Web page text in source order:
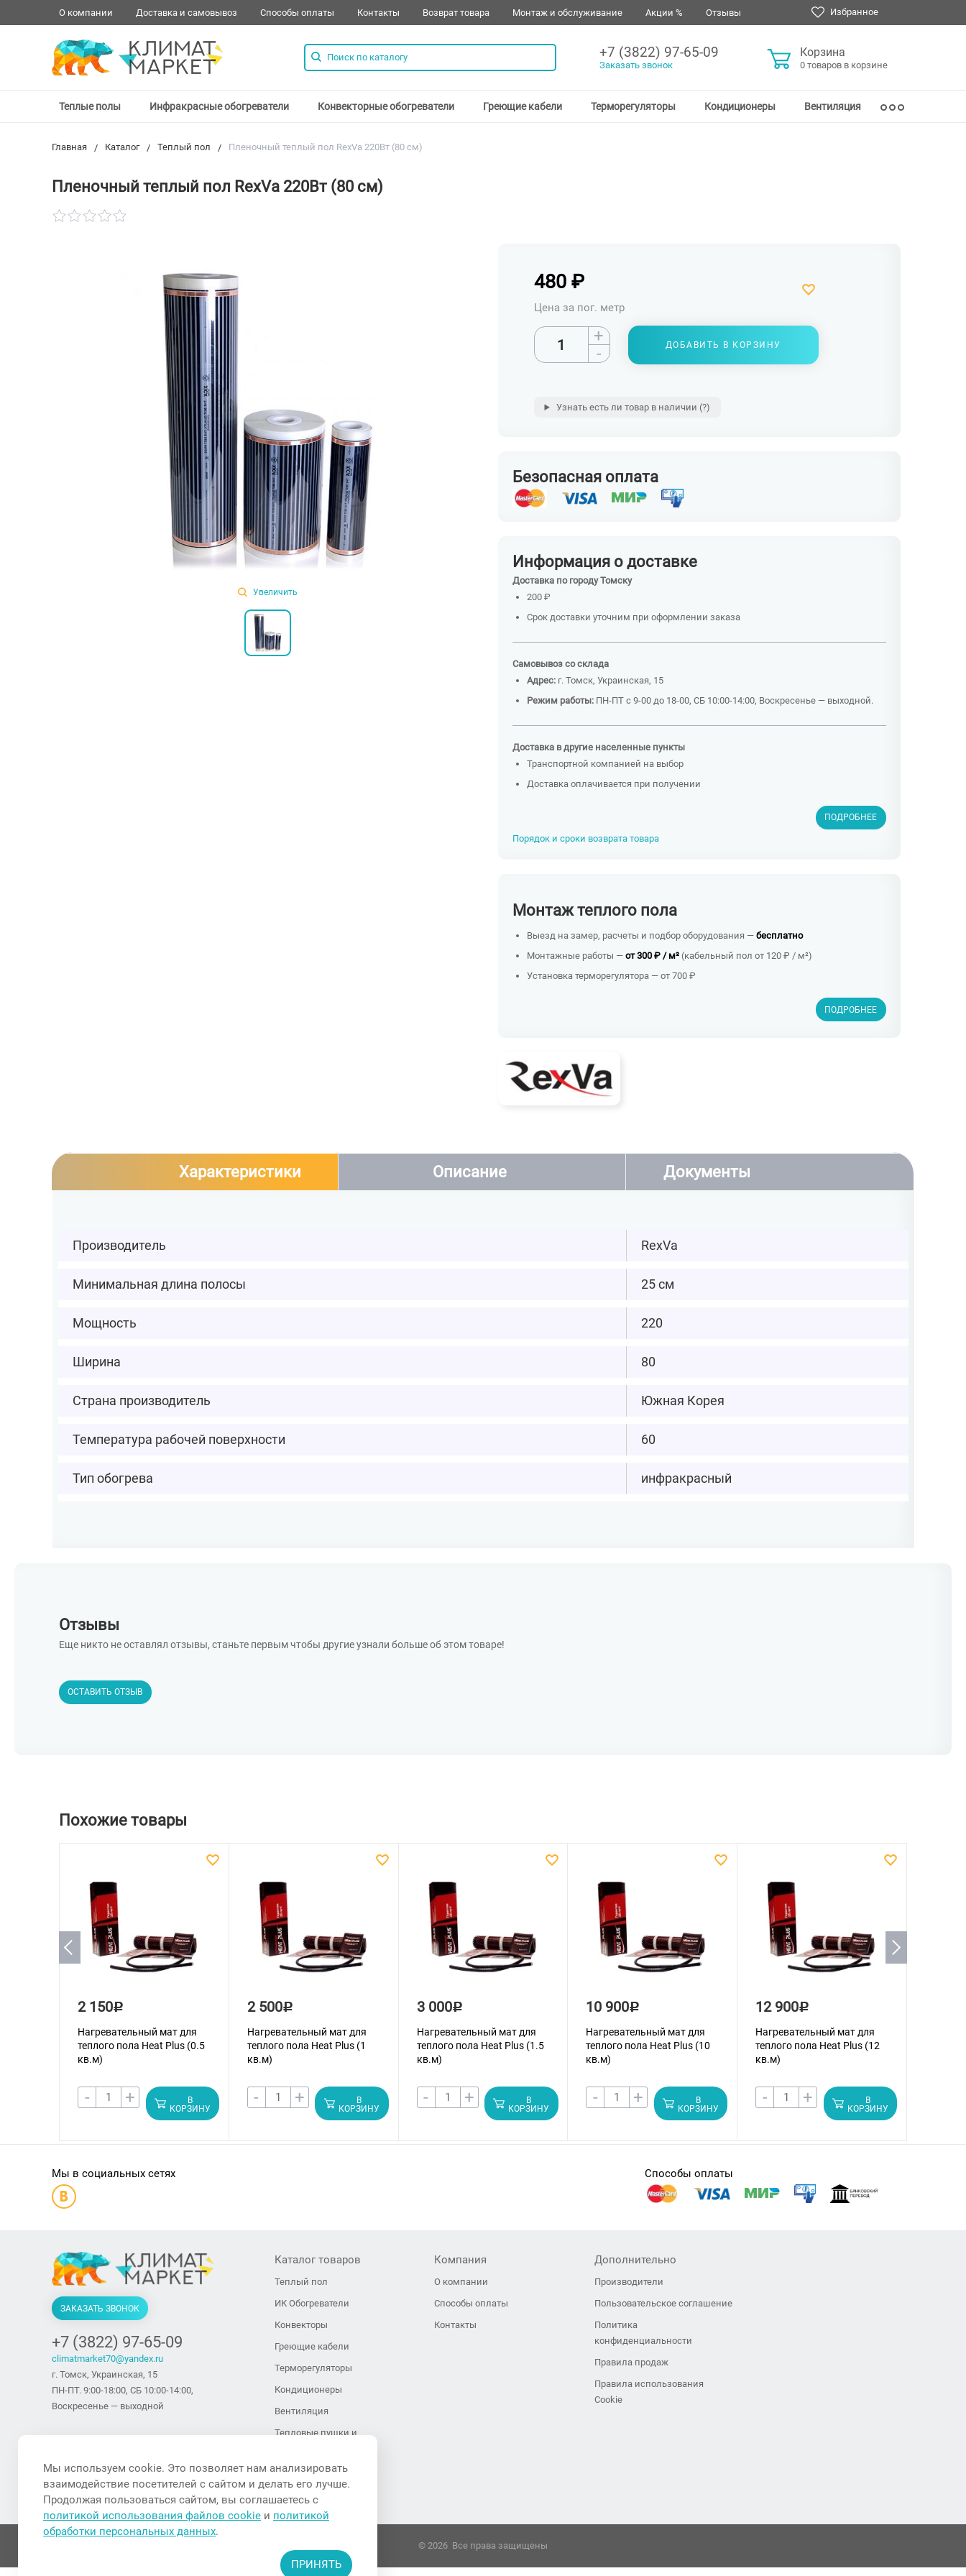
О компании Доставка и самовывоз Способы оплаты Контакты Возврат товара Монтаж и обслуживание Акции % Отзывы Избранное
+7 (3822) 97-65-09
Заказать звонок
Корзина
0 товаров в корзине
Теплые полы Инфракрасные обогреватели Конвекторные обогреватели Греющие кабели Терморегуляторы Кондиционеры Вентиляция
Главная Каталог Теплый пол Пленочный теплый пол RexVa 220Вт (80 см)
Пленочный теплый пол RexVa 220Вт (80 см)
Увеличить
480 ₽
Цена за пог. метр
+
-
ДОБАВИТЬ В КОРЗИНУ
Узнать есть ли товар в наличии (?)
Безопасная оплата
Информация о доставке
Доставка по городу Томску
200 ₽
Срок доставки уточним при оформлении заказа
Самовывоз со склада
Адрес:г. Томск, Украинская, 15
Режим работы:ПН-ПТ с 9-00 до 18-00, СБ 10:00-14:00, Воскресенье — выходной.
Доставка в другие населенные пункты
Транспортной компанией на выбор
Доставка оплачивается при получении
ПОДРОБНЕЕ
Порядок и сроки возврата товара
Монтаж теплого пола
Выезд на замер, расчеты и подбор оборудования — бесплатно
Монтажные работы — от 300 ₽ / м² (кабельный пол от 120 ₽ / м²)
Установка терморегулятора — от 700 ₽
ПОДРОБНЕЕ
Характеристики Описание Документы
Производитель RexVa
Минимальная длина полосы 25 см
Мощность 220
Ширина 80
Страна производитель Южная Корея
Температура рабочей поверхности 60
Тип обогрева инфракрасный
Отзывы
Еще никто не оставлял отзывы, станьте первым чтобы другие узнали больше об этом товаре!
ОСТАВИТЬ ОТЗЫВ
Похожие товары
2 150Р
Нагревательный мат для
теплого пола Heat Plus (0.5
кв.м)
- +
В
КОРЗИНУ
2 500Р
Нагревательный мат для
теплого пола Heat Plus (1
кв.м)
- +
В
КОРЗИНУ
3 000Р
Нагревательный мат для
теплого пола Heat Plus (1.5
кв.м)
- +
В
КОРЗИНУ
10 900Р
Нагревательный мат для
теплого пола Heat Plus (10
кв.м)
- +
В
КОРЗИНУ
12 900Р
Нагревательный мат для
теплого пола Heat Plus (12
кв.м)
- +
В
КОРЗИНУ
Мы в социальных сетях Способы оплаты
ЗАКАЗАТЬ ЗВОНОК
+7 (3822) 97-65-09
climatmarket70@yandex.ru
г. Томск, Украинская, 15
ПН-ПТ. 9:00-18:00, СБ 10:00-14:00,
Воскресенье — выходной
Каталог товаров
Теплый пол
ИК Обогреватели
Конвекторы
Греющие кабели
Терморегуляторы
Кондиционеры
Вентиляция
Тепловые пушки и
Тепловые завесы
Увлажнители воздуха
Компания
О компании
Способы оплаты
Контакты
Дополнительно
Производители
Пользовательское соглашение
Политика
конфиденциальности
Правила продаж
Правила использования
Cookie
© 2026 Все права защищены
Мы используем cookie. Это позволяет нам анализировать
взаимодействие посетителей с сайтом и делать его лучше.
Продолжая пользоваться сайтом, вы соглашаетесь с
политикой использования файлов cookie и политикой
обработки персональных данных.
ПРИНЯТЬ